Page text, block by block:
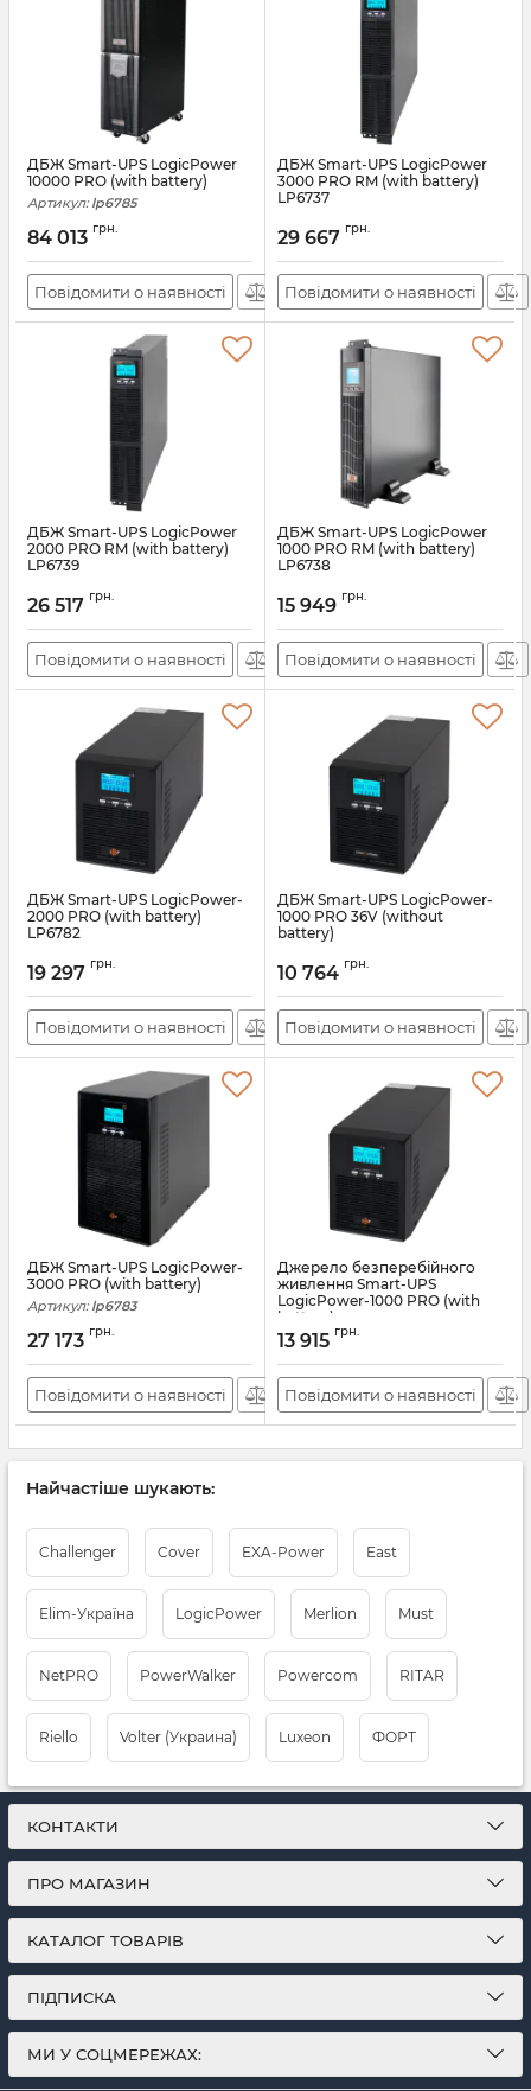
ДБЖ Smart-UPS LogicPower
10000 PRO (with battery)
Артикул: lp6785
84 013 грн.
Повідомити о наявності
ДБЖ Smart-UPS LogicPower
3000 PRO RM (with battery)
LP6737
29 667 грн.
Повідомити о наявності
ДБЖ Smart-UPS LogicPower
2000 PRO RM (with battery)
LP6739
26 517 грн.
Повідомити о наявності
ДБЖ Smart-UPS LogicPower
1000 PRO RM (with battery)
LP6738
15 949 грн.
Повідомити о наявності
ДБЖ Smart-UPS LogicPower-
2000 PRO (with battery)
LP6782
19 297 грн.
Повідомити о наявності
ДБЖ Smart-UPS LogicPower-
1000 PRO 36V (without
battery)
10 764 грн.
Повідомити о наявності
ДБЖ Smart-UPS LogicPower-
3000 PRO (with battery)
Артикул: lp6783
27 173 грн.
Повідомити о наявності
Джерело безперебійного
живлення Smart-UPS
LogicPower-1000 PRO (with
battery)
Артикул: lp6781
13 915 грн.
Повідомити о наявності
Найчастіше шукають:
Challenger Cover EXA-Power East
Elim-Україна LogicPower Merlion Must
NetPRO PowerWalker Powercom RITAR
Riello Volter (Украина) Luxeon ФОРТ
КОНТАКТИ
ПРО МАГАЗИН
КАТАЛОГ ТОВАРІВ
ПІДПИСКА
МИ У СОЦМЕРЕЖАХ: